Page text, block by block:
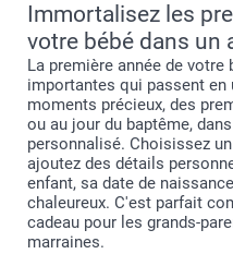
Immortalisez les
votre bébé dans un
La première année de
importantes qui passent
moments précieux, des
ou au jour du baptême,
personnalisé. Choisissez
ajoutez des détails
enfant, sa date de
chaleureux. C'est parfait
cadeau pour les grands-
marraines.